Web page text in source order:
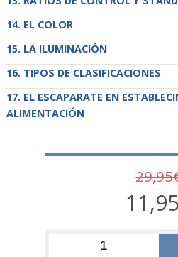
EL COLOR
LA ILUMINACIÓN
TIPOS DE CLASIFICACIONES
EL ESCAPARATE EN
ALIMENTACIÓN